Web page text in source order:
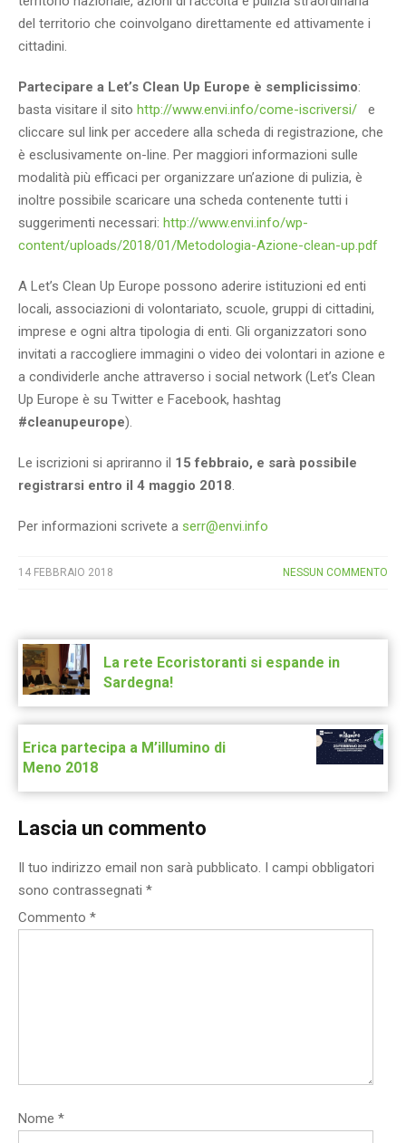
del territorio che coinvolgano direttamente ed attivamente i
cittadini.
Partecipare a Let’s Clean Up Europe è semplicissimo:
basta visitare il sito http://www.envi.info/come-iscriversi/ e
cliccare sul link per accedere alla scheda di registrazione, che
è esclusivamente on-line. Per maggiori informazioni sulle
modalità più efficaci per organizzare un’azione di pulizia, è
inoltre possibile scaricare una scheda contenente tutti i
suggerimenti necessari: http://www.envi.info/wp-
content/uploads/2018/01/Metodologia-Azione-clean-up.pdf
A Let’s Clean Up Europe possono aderire istituzioni ed enti
locali, associazioni di volontariato, scuole, gruppi di cittadini,
imprese e ogni altra tipologia di enti. Gli organizzatori sono
invitati a raccogliere immagini o video dei volontari in azione e
a condividerle anche attraverso i social network (Let’s Clean
Up Europe è su Twitter e Facebook, hashtag
#cleanupeurope).
Le iscrizioni si apriranno il 15 febbraio, e sarà possibile
registrarsi entro il 4 maggio 2018.
Per informazioni scrivete a serr@envi.info
14 FEBBRAIO 2018 NESSUN COMMENTO
Post
navigation
La rete Ecoristoranti si espande in
Sardegna!
Erica partecipa a M’illumino di
Meno 2018
Lascia un commento
Il tuo indirizzo email non sarà pubblicato. I campi obbligatori
sono contrassegnati *
Commento *
Nome *